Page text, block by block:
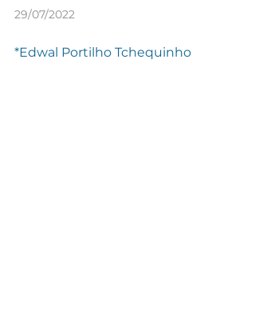
29/07/2022
*Edwal Portilho Tchequinho